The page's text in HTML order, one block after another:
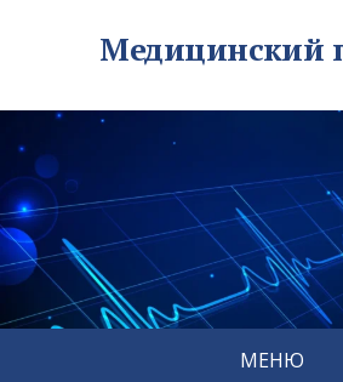
Медицинский
МЕНЮ